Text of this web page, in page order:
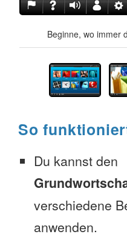
Beginne, wo immer
So
Du kannst den
verschiedene
anwenden.